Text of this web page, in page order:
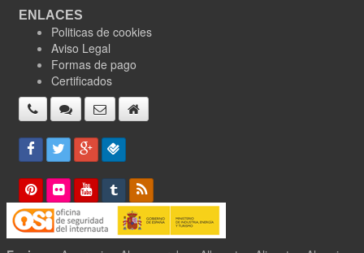
ENLACES
Politicas de cookies
Aviso Legal
Formas de pago
Certificados